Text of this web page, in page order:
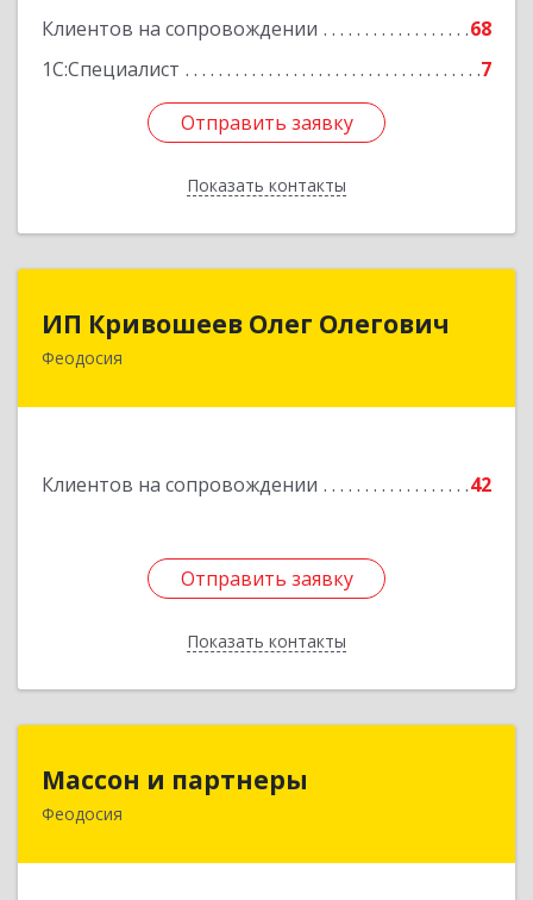
Клиентов на сопровождении
68
1С:Специалист
7
Отправить заявку
Показать контакты
Подробнее
Отправить заявку
Назад
ИП Кривошеев Олег Олегович
Феодосия
Клиентов на сопровождении 42
Отправить заявку
Показать контакты
Отправить заявку
Назад
Массон и партнеры
Феодосия
298112, Крым Респ, Феодосия г, Крымская ул,